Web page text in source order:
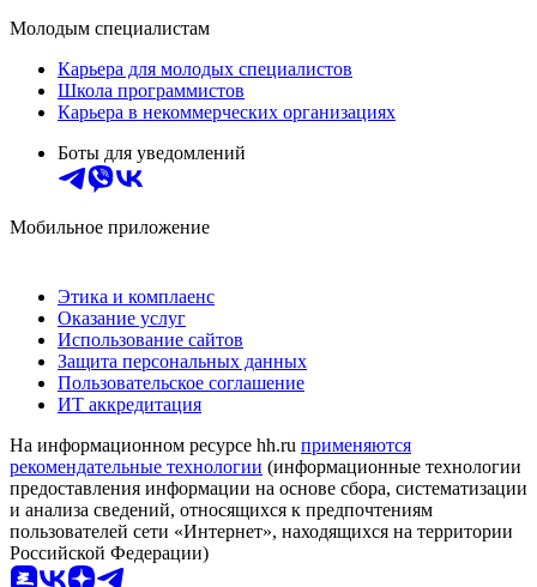
Молодым специалистам
Карьера для молодых специалистов
Школа программистов
Карьера в некоммерческих организациях
Боты для уведомлений
Мобильное приложение
Этика и комплаенс
Оказание услуг
Использование сайтов
Защита персональных данных
Пользовательское соглашение
ИТ аккредитация
На информационном ресурсе hh.ru применяются
рекомендательные технологии (информационные технологии
предоставления информации на основе сбора, систематизации
и анализа сведений, относящихся к предпочтениям
пользователей сети «Интернет», находящихся на территории
Российской Федерации)